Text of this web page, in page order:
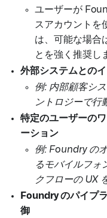
ユーザーが
スアカウントを
は、可能な場合
とを強く推奨し
外部システムとの
例: 内部顧客シ
ントロジーで行
特定のユーザーの
ーション
例: Foundry の
るモバイルフォ
クフローの UX
Foundry のパイプ
御